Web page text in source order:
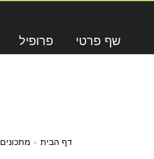
שף פרטי פרופיל
דף הבית » מתכונים